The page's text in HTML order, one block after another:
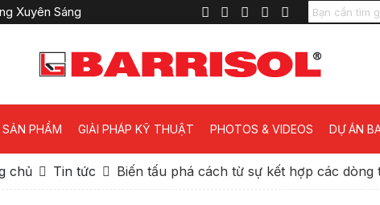
Xuyên Sáng
SẢN PHẨM GIẢI PHÁP KỸ THUẬT PHOTOS & VIDEOS DỰ ÁN
chủ Tin tức Biến tấu phá cách từ sự kết hợp các